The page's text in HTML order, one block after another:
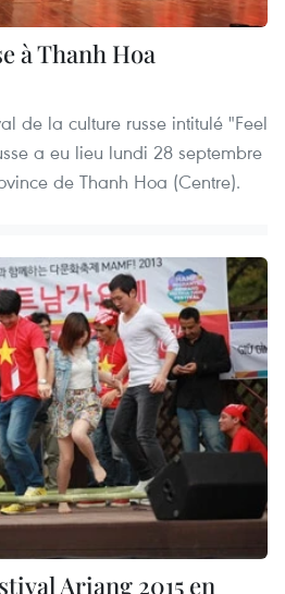
à Thanh Hoa
de la culture russe intitulé "Feel
a eu lieu lundi 28 septembre
de Thanh Hoa (Centre).
Ariang 2015 en